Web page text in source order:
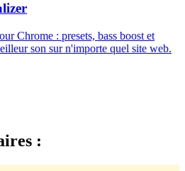
Chrome : presets, bass boost et
son sur n'importe quel site web.
: